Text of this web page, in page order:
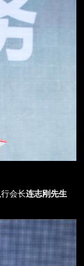
行会长连志刚先生